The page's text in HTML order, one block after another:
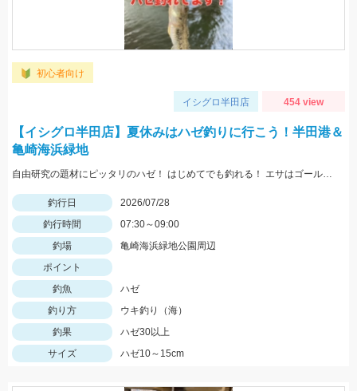
初心者向け
イシグロ半田店 454 view
【イシグロ半田店】夏休みはハゼ釣りに行こう！半田港＆
亀崎海浜緑地
自由研究の題材にピッタリのハゼ！ はじめてでも釣れる！ エサはゴールドイソメが最強！
釣行日
2026/07/28
釣行時間
07:30～09:00
釣場
亀崎海浜緑地公園周辺
ポイント
釣魚
ハゼ
釣り方
ウキ釣り（海）
釣果
ハゼ30以上
サイズ
ハゼ10～15cm